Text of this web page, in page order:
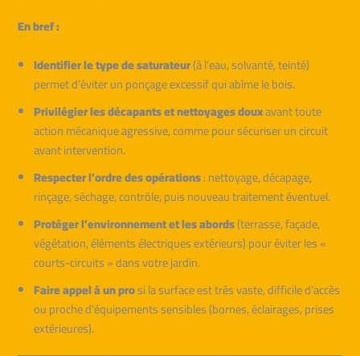
En bref :
Identifier le type de saturateur(à l’eau, solvanté, teinté)
permet d’éviter un ponçage excessif qui abîme le bois.
Privilégier les décapants et nettoyages douxavant toute
action mécanique agressive, comme pour sécuriser un circuit
avant intervention.
Respecter l’ordre des opérations: nettoyage, décapage,
rinçage, séchage, contrôle, puis nouveau traitement éventuel.
Protéger l’environnement et les abords(terrasse, façade,
végétation, éléments électriques extérieurs) pour éviter les «
courts-circuits » dans votre jardin.
Faire appel à un prosi la surface est très vaste, difficile d’accès
ou proche d’équipements sensibles (bornes, éclairages, prises
extérieures).